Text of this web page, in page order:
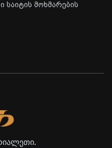
საიტის მოხმარების